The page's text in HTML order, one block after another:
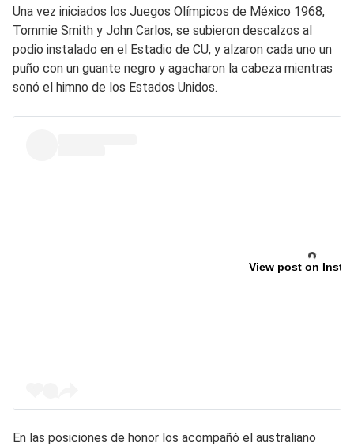
Una vez iniciados los Juegos Olímpicos de México 1968,
Tommie Smith y John Carlos, se subieron descalzos al
podio instalado en el Estadio de CU, y alzaron cada uno un
puño con un guante negro y agacharon la cabeza mientras
sonó el himno de los Estados Unidos.
View post on
En las posiciones de honor los acompañó el australiano